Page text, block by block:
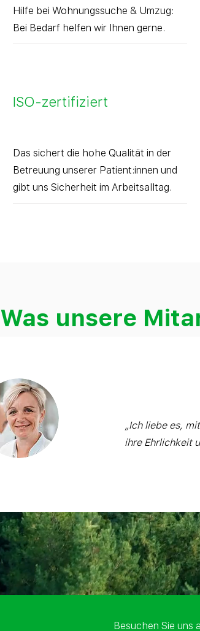
Hilfe bei Wohnungssuche & Umzug:
Bei Bedarf helfen wir Ihnen gerne.
ISO-zertifiziert
Das sichert die hohe Qualität in der
Betreuung unserer Patient:innen und
gibt uns Sicherheit im Arbeitsalltag.
Was unsere
„Ich liebe es,
ihre Ehrlichkeit
Besuchen Sie uns